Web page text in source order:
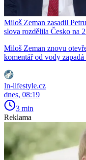
Miloš Zeman zasadil
slova rozdělila Česko na
Miloš Zeman znovu
komentář od vody
In-lifestyle.cz
dnes, 08:19
3 min
Reklama